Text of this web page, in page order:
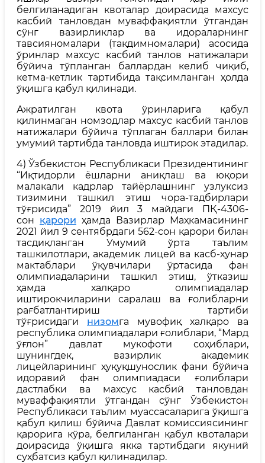
белгиланадиган квоталар доирасида махсус
касбий танловдан муваффақиятли ўтгандан
сўнг вазирликлар ва идораларнинг
тавсияномалари (тақдимномалари) асосида
ўринлар махсус касбий танлов натижалари
бўйича тўпланган баллардан келиб чиқиб,
кетма-кетлик тартибида тақсимланган ҳолда
ўқишга қабул қилинади.
Ажратилган квота ўринларига қабул
қилинмаган номзодлар махсус касбий танлов
натижалари бўйича тўплаган баллари билан
умумий тартибда танловда иштирок этадилар.
4) Ўзбекистон Республикаси Президентининг
“Иқтидорли ёшларни аниқлаш ва юқори
малакали кадрлар тайёрлашнинг узлуксиз
тизимини ташкил этиш чора-тадбирлари
тўғрисида” 2019 йил 3 майдаги ПҚ-4306-
сон қарори ҳамда Вазирлар Маҳкамасининг
2021 йил 9 сентябрдаги 562-сон қарори билан
тасдиқланган Умумий ўрта таълим
ташкилотлари, академик лицей ва касб-ҳунар
мактаблари ўқувчилари ўртасида фан
олимпиадаларини ташкил этиш, ўтказиш
ҳамда халқаро олимпиадалар
иштирокчиларини саралаш ва ғолибларни
рағбатлантириш тартиби
тўғрисидаги низомга мувофиқ халқаро ва
республика олимпиадалари ғолиблари, “Мард
ўғлон” давлат мукофоти соҳиблари,
шунингдек, вазирлик академик
лицейларининг ҳуқуқшунослик фани бўйича
идоравий фан олимпиадаси ғолиблари
дастлабки ва махсус касбий танловдан
муваффақиятли ўтгандан сўнг Ўзбекистон
Республикаси таълим муассасаларига ўқишга
қабул қилиш бўйича Давлат комиссиясининг
қарорига кўра, белгиланган қабул квоталари
доирасида ўқишга якка тартибдаги якуний
суҳбатсиз қабул қилинадилар.